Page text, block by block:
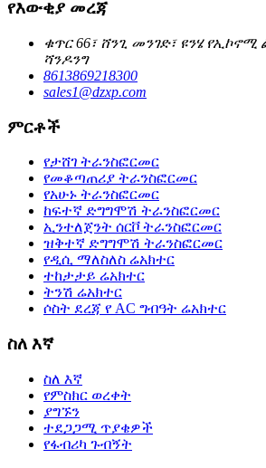
የእውቂያ መረጃ
ቁጥር 66፣ ሸንጊ መንገድ፣ ዩንሄ የኢኮኖሚ
ሻንዶንግ
8613869218300
sales1@dzxp.com
ምርቶች
የታሸገ ትራንስፎርመር
የመቆጣጠሪያ ትራንስፎርመር
የአሁኑ ትራንስፎርመር
ከፍተኛ ድግግሞሽ ትራንስፎርመር
ኢንተለጀንት ሰርቮ ትራንስፎርመር
ዝቅተኛ ድግግሞሽ ትራንስፎርመር
የዲሲ ማለስለስ ሬአክተር
ተከታታይ ሬአክተር
ትንሽ ሬአክተር
ሶስት ደረጃ የ AC ግብዓት ሬአክተር
ስለ እኛ
ስለ እኛ
የምስክር ወረቀት
ያግኙን
ተደጋጋሚ ጥያቄዎች
የፋብሪካ ጉብኝት